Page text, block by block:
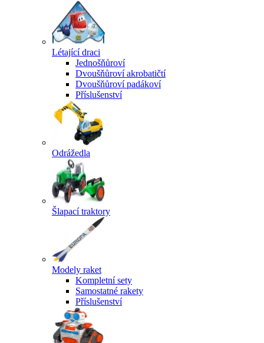
Létající draci
Jednošňůroví
Dvoušňůroví akrobatičtí
Dvoušňůroví padákoví
Příslušenství
Odrážedla
Šlapací traktory
Modely raket
Kompletní sety
Samostatné rakety
Příslušenství